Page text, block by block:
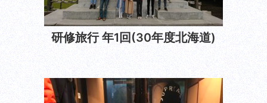
研修旅行 年1回(30年度北海道)